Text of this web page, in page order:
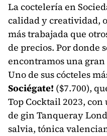
La coctelería en
calidad y creatividad,
más trabajada que
de precios. Por donde
encontramos una
Uno de sus cócteles
Sociégate! ($7.700),
Top Cocktail 2023,
de gin Tanqueray
salvia, tónica